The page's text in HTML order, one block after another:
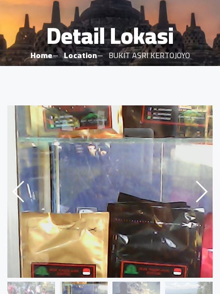
Detail Lokasi
Home Location BUKIT ASRI KERTOJOYO